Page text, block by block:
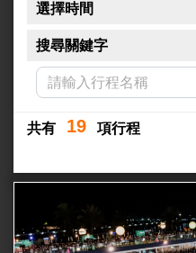
選擇時間
搜尋關鍵字
共有 19 項行程